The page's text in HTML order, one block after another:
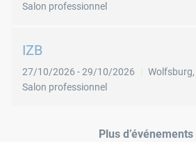
Salon professionnel
IZB
27/10/2026 -29/10/2026 Wolfsburg,
Salon professionnel
Plus d’événements